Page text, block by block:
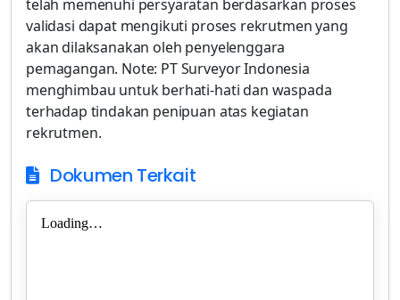
telah memenuhi persyaratan berdasarkan proses
validasi dapat mengikuti proses rekrutmen yang
akan dilaksanakan oleh penyelenggara
pemagangan. Note: PT Surveyor Indonesia
menghimbau untuk berhati-hati dan waspada
terhadap tindakan penipuan atas kegiatan
rekrutmen.
Dokumen Terkait